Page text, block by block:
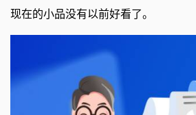
现在的小品没有以前好看了。